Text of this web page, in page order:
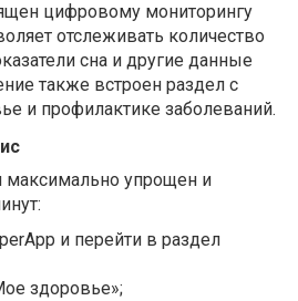
цифровому мониторингу
отслеживать количество
сна и другие данные
также встроен раздел с
и профилактике заболеваний.
максимально упрощен и
и перейти в раздел
здоровье»;